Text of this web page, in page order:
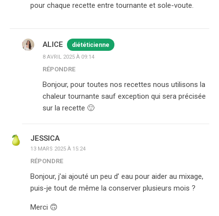
pour chaque recette entre tournante et sole-voute.
ALICE diététicienne
8 AVRIL 2025 À 09:14
RÉPONDRE
Bonjour, pour toutes nos recettes nous utilisons la
chaleur tournante sauf exception qui sera précisée
sur la recette 🙂
JESSICA
13 MARS 2025 À 15:24
RÉPONDRE
Bonjour, j’ai ajouté un peu d’ eau pour aider au mixage,
puis-je tout de même la conserver plusieurs mois ?
Merci 🙃